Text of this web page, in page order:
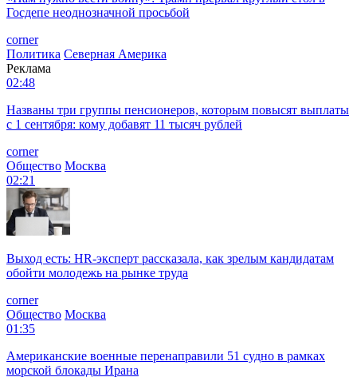
Госдепе неоднозначной просьбой
corner
Политика Северная Америка
Реклама
02:48
Названы три группы пенсионеров, которым повысят выплаты
с 1 сентября: кому добавят 11 тысяч рублей
corner
Общество Москва
02:21
Выход есть: HR-эксперт рассказала, как зрелым кандидатам
обойти молодежь на рынке труда
corner
Общество Москва
01:35
Американские военные перенаправили 51 судно в рамках
морской блокады Ирана